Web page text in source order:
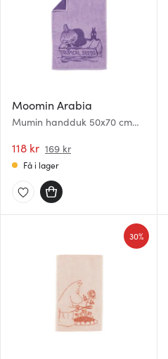
Moomin Arabia
Mumin handduk 50x70 cm
118 kr 169 kr
Få i lager
30%